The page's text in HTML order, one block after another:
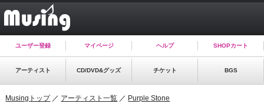
ユーザー登録 マイページ ヘルプ SHOPカート
アーティスト CD/DVD&グッズ チケット BGS
Musingトップ／ アーティスト一覧 ／ Purple Stone